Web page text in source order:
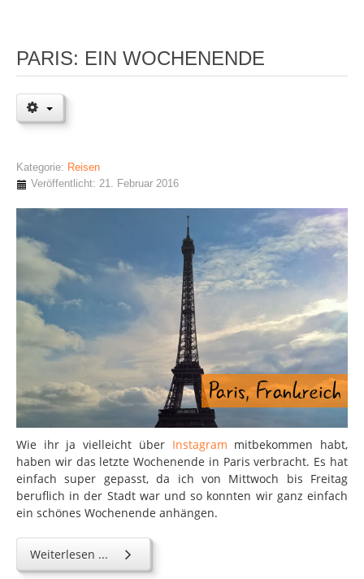
PARIS: EIN WOCHENENDE
Kategorie: Reisen
Veröffentlicht: 21. Februar 2016
Wie ihr ja vielleicht über Instagram mitbekommen habt,
haben wir das letzte Wochenende in Paris verbracht. Es hat
einfach super gepasst, da ich von Mittwoch bis Freitag
beruflich in der Stadt war und so konnten wir ganz einfach
ein schönes Wochenende anhängen.
Weiterlesen ...